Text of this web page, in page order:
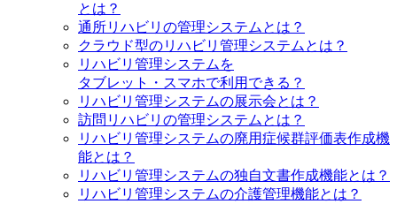
とは？
通所リハビリの管理システムとは？
クラウド型のリハビリ管理システムとは？
リハビリ管理システムを
タブレット・スマホで利用できる？
リハビリ管理システムの展示会とは？
訪問リハビリの管理システムとは？
リハビリ管理システムの廃用症候群評価表作成機
能とは？
リハビリ管理システムの独自文書作成機能とは？
リハビリ管理システムの介護管理機能とは？